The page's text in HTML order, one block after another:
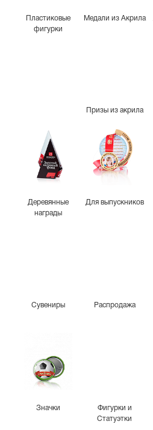
Пластиковые
фигурки
Медали из Акрила
Призы из акрила
Деревянные
награды
Для выпускников
Сувениры Распродажа
Значки
Фигурки и
Статуэтки